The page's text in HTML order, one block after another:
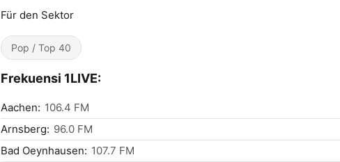
Für den Sektor
Pop / Top 40
Frekuensi 1LIVE:
Aachen: 106.4 FM
Arnsberg: 96.0 FM
Bad Oeynhausen: 107.7 FM